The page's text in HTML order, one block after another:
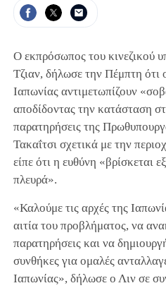
Ο εκπρόσωπος του κινεζικού
Τζιαν, δήλωσε την Πέμπτη ότι
Ιαπωνίας αντιμετωπίζουν
αποδίδοντας την κατάσταση
παρατηρήσεις της
Τακαΐτσι σχετικά με την
είπε ότι η ευθύνη «βρίσκεται
πλευρά».
«Καλούμε τις αρχές της
αιτία του προβλήματος, να
παρατηρήσεις και να
συνθήκες για ομαλές
Ιαπωνίας», δήλωσε ο Λιν σε